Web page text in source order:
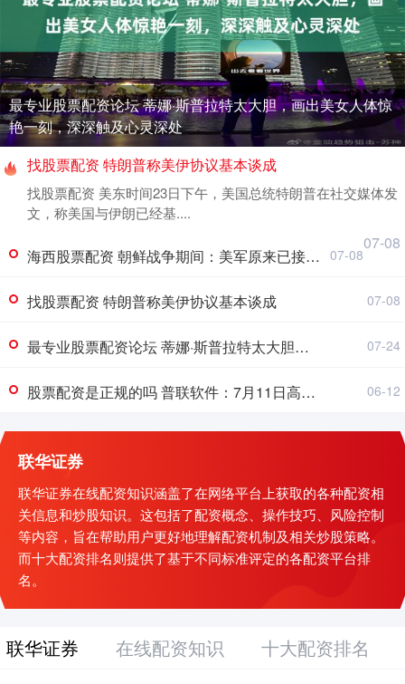
最专业股票配资论坛 蒂娜·斯普拉特太大胆，画出美女人体惊
艳一刻，深深触及心灵深处
找股票配资 特朗普称美伊协议基本谈成
找股票配资 美东时间23日下午，美国总统特朗普在社交媒体发
文，称美国与伊朗已经基....
07-08
海西股票配资 朝鲜战争期间：美军原来已接近击败中国，却碰上中国决死的指挥官 07-08
找股票配资 特朗普称美伊协议基本谈成 07-08
最专业股票配资论坛 蒂娜·斯普拉特太大胆，画出美女人体惊艳一刻，深深触及心灵深处 07-24
股票配资是正规的吗 普联软件：7月11日高管冯学伟、张廷兵减持股份合计3.75万股 06-12
联华证券
联华证券在线配资知识涵盖了在网络平台上获取的各种配资相
关信息和炒股知识。这包括了配资概念、操作技巧、风险控制
等内容，旨在帮助用户更好地理解配资机制及相关炒股策略。
而十大配资排名则提供了基于不同标准评定的各配资平台排
名。
联华证券 在线配资知识 十大配资排名